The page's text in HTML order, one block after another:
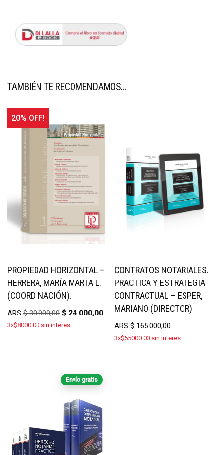
TAMBIÉN TE RECOMENDAMOS…
20% OFF!
PROPIEDAD HORIZONTAL –
HERRERA, MARÍA MARTA L.
(COORDINACIÓN).
ARS $30.000,00 $ 24.000,00
3x$8000.00 sin interes
CONTRATOS NOTARIALES.
PRACTICA Y ESTRATEGIA
CONTRACTUAL – ESPER,
MARIANO (DIRECTOR)
ARS$ 165.000,00
3x$55000.00 sin interes
Envío gratis